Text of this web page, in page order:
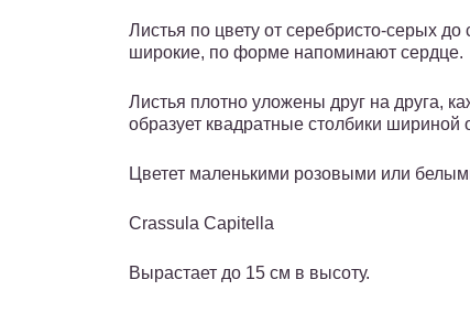
Листья по цвету от серебристо-серых
широкие, по форме напоминают сердце.
Листья плотно уложены друг на друга,
образует квадратные столбики шириной
Цветет маленькими розовыми или
Crassula Capitella
Вырастает до 15 см в высоту.